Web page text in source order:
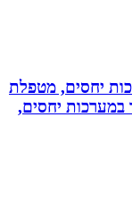
מטפלת
יחסים,